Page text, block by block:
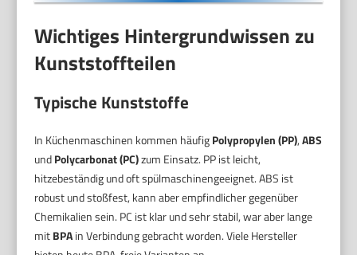
Wichtiges Hintergrundwissen zu
Kunststoffteilen
Typische Kunststoffe
In Küchenmaschinen kommen häufigPolypropylen (PP),ABS
undPolycarbonat (PC)zum Einsatz. PP ist leicht,
hitzebeständig und oft spülmaschinengeeignet. ABS ist
robust und stoßfest, kann aber empfindlicher gegenüber
Chemikalien sein. PC ist klar und sehr stabil, war aber lange
mitBPAin Verbindung gebracht worden. Viele Hersteller